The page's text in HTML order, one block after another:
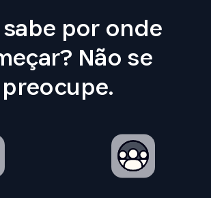
sabe por onde
Não se
preocupe.